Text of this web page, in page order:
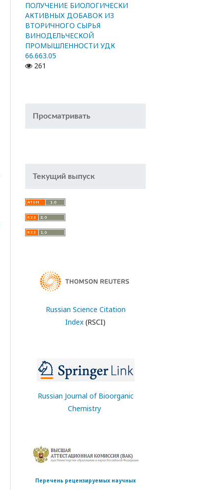
ПОЛУЧЕНИЕ БИОЛОГИЧЕСКИ
АКТИВНЫХ ДОБАВОК ИЗ
ВТОРИЧНОГО СЫРЬЯ
ВИНОДЕЛЬЧЕСКОЙ
ПРОМЫШЛЕННОСТИ УДК
66.663.05
261
Просматривать
Текущий выпуск
Russian Science Citation
Index (RSCI)
Russian Journal of Bioorganic
Chemistry
Перечень рецензируемых научных